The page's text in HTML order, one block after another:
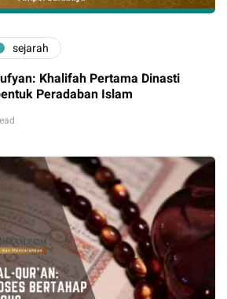
sejarah
Khalifah Pertama Dinasti
Peradaban Islam